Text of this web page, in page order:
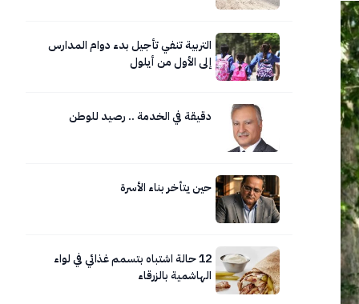
التربية تنفي تأجيل بدء دوام المدارس
إلى الأول من أيلول
دقيقة في الخدمة .. رصيد للوطن
حين يتأخر بناء الأسرة
12 حالة اشتباه بتسمم غذائي في لواء
الهاشمية بالزرقاء